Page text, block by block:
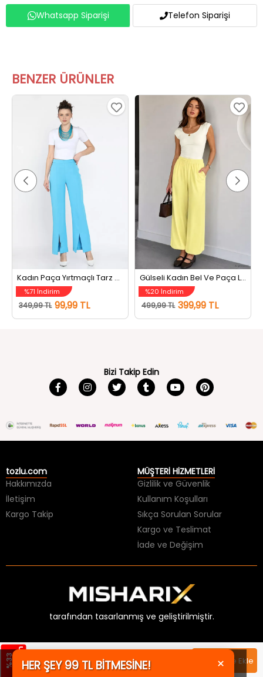
%
3
3
İ
n
d
i
r
im 749,99 TL
499,99 TL
Sepete Ekle
%71 İndirim
349,99 TL 99,99 TL
%20 İndirim
499,99 TL 399,99 TL
Hakkımızda
İletişim
Kargo Takip
Gizlilik ve Güvenlik
Kullanım Koşulları
Sıkça Sorulan Sorular
Kargo ve Teslimat
İade ve Değişim
tarafından tasarlanmış ve geliştirilmiştir.
×
HER ŞEY 99 TL BİTMESİNE!
KAÇIRMA!